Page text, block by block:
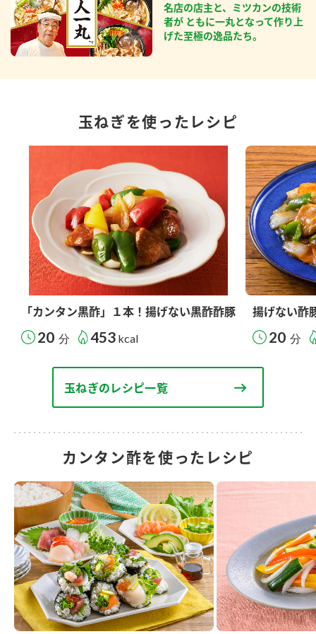
名店の店主と、ミツカンの技術
者が ともに一丸となって作り上
げた至極の逸品たち。
玉ねぎを使ったレシピ
「カンタン黒酢」１本！揚げない黒酢酢豚
20 分 453 kcal
揚げない酢
20 分
玉ねぎのレシピ一覧
カンタン酢を使ったレシピ